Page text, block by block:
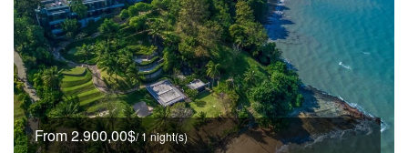
From 2.900,00$/ 1 night(s)